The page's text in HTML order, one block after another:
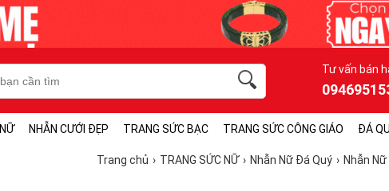
Tư vấn bán
NHẪN CƯỚI ĐẸP TRANG SỨC BẠC TRANG SỨC CÔNG GIÁO ĐÁ
Trang chủ TRANG SỨC NỮ Nhẫn Nữ Đá Quý Nhẫn